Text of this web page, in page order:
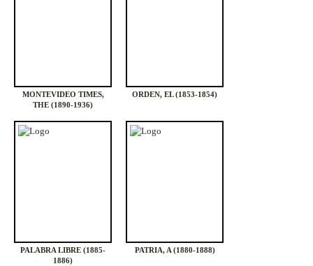
MONTEVIDEO TIMES,
THE (1890-1936)
ORDEN, EL (1853-1854)
PALABRA LIBRE (1885-
1886)
PATRIA, A (1880-1888)